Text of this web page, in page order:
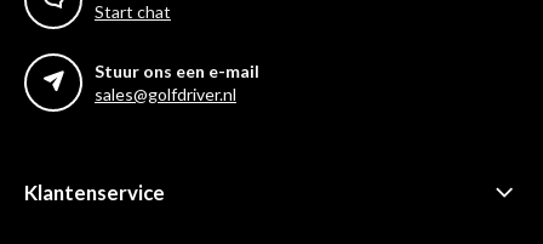
Start chat
Stuur ons een e-mail
sales@golfdriver.nl
Klantenservice